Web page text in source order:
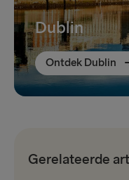
Dublin
Ontdek Dublin
Gerelateerde